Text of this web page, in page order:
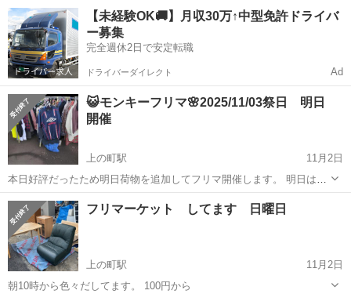
岡山 倉敷市 上の町駅 フリーマーケット 雑貨
【未経験OK🚚】月収30万↑中型免許ドライバ
ー募集
完全週休2日で安定転職
ドライバーダイレクト Ad
😺モンキーフリマ🌸2025/11/03祭日 明日
開催
上の町駅
11月2日
本日好評だったため明日荷物を追加してフリマ開催します。 明日は猫
助も出店します😺 服、雑貨多数🌸 写真は前の時のものになります。
沢山用意してます10円からで色々格安雑貨、家電、家具あります。 釣
具香水はびっく...
岡山 倉敷市 上の町駅 フリーマーケット ねこ
フリマーケット してます 日曜日
上の町駅
11月2日
朝10時から色々だしてます。 100円から